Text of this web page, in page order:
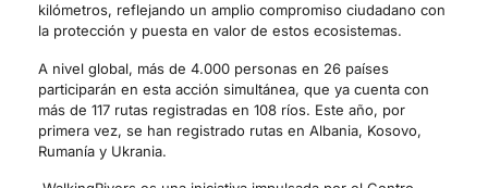
kilómetros, reflejando un amplio compromiso ciudadano con
la protección y puesta en valor de estos ecosistemas.
A nivel global, más de 4.000 personas en 26 países
participarán en esta acción simultánea, que ya cuenta con
más de 117 rutas registradas en 108 ríos. Este año, por
primera vez, se han registrado rutas en Albania, Kosovo,
Rumanía y Ukrania.